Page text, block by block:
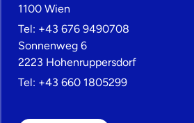
1100 Wien
Tel: +43 676 9490708
Sonnenweg 6
2223 Hohenruppersdorf
Tel: +43 660 1805299